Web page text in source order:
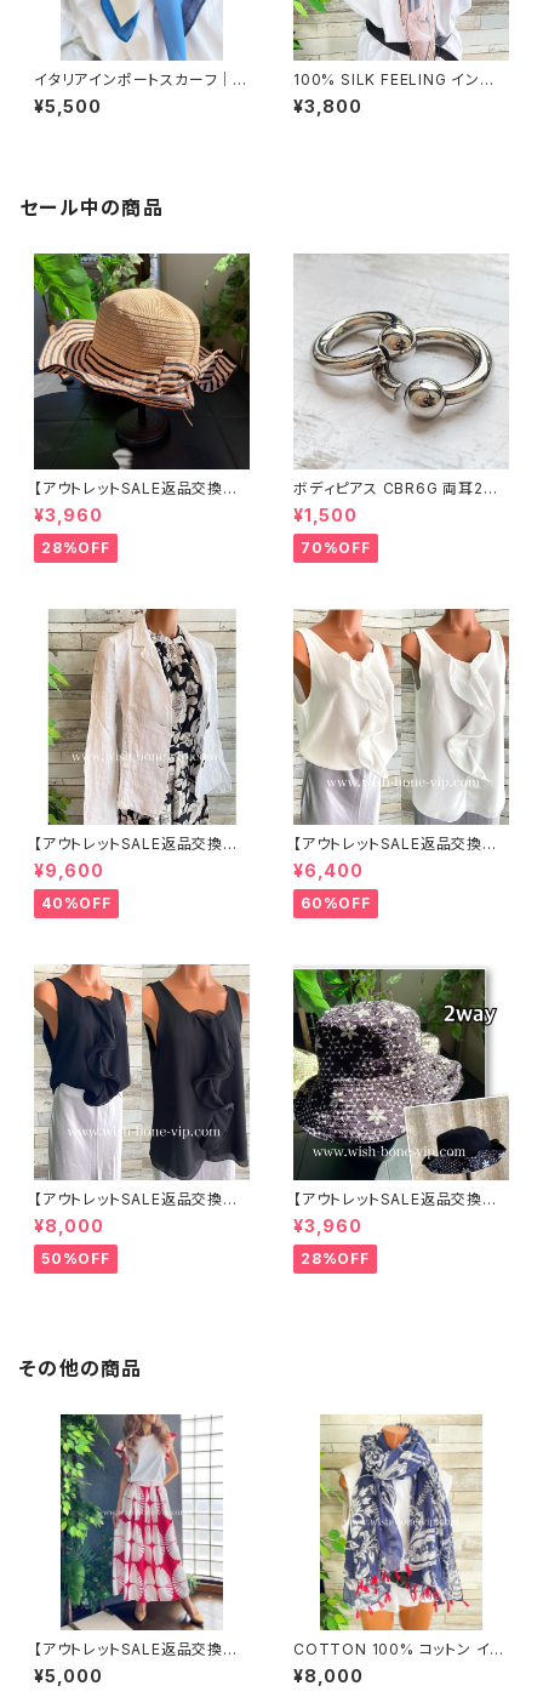
イタリアインポートスカーフ｜小
さめスカーフ ツヤスカーフ・SIL
K風 バッグスカーフ/ブルー系フ
¥5,500
100% SILK FEELING インポ
ートスカーフ｜ 透けシフォンス
カーフ・アレンジ小さめスカー
¥3,800
セール中の商品
【アウトレットSALE返品交換不
可8/20まで】つば広サマーハッ
ト・通気性・軽量 ワイヤー入りハ
ット ボーダー＆BIGリボン・女優
帽 UV/紫外線対策 レディースハ
¥3,960
28%OFF
ボディピアス CBR6G 両耳2個
セット 1ボール ネジ式 簡単脱着
サージカルステンレス NY直輸
入
¥1,500
70%OFF
【アウトレットSALE返品交換不
可8/20まで】イタリア製サマー
ジャケット｜Made in ITALY｜
リネン麻 飾りエリ ジャケット/ホ
ワイト
¥9,600
40%OFF
【アウトレットSALE返品交換不
可8/20まで】イタリア製 CASA
DEILUCA ITALY｜前フリル＆B
IGフリルトップス /ホワイト
¥6,400
60%OFF
【アウトレットSALE返品交換不
可8/20まで】イタリア製 CASA
DEILUCA ITALY｜前フリル＆B
IGフリルトップス /ブラック
¥8,000
50%OFF
【アウトレットSALE返品交換不
可8/20まで】ワッフル立体フラワ
ー＆無地 2way リバーシブルハ
ット・ワイヤー入り変形ハット・フ
ラワー帽子【ブラック】
¥3,960
28%OFF
その他の商品
【アウトレットSALE返品交換不
可8/20まで】イタリア製インポ
ート セットアップドレス｜ロング
¥5,000
COTTON 100% コットン イン
ポート大判ストール ｜ロングス
トール・心地よい肌触りのスカー
¥8,000